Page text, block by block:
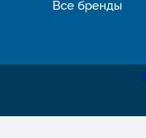
Все бренды